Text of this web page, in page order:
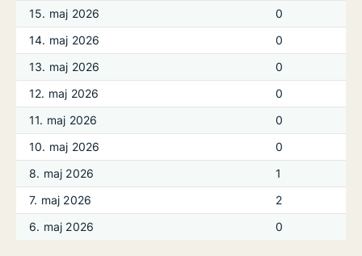
15. maj 2026
0
14. maj 2026
0
13. maj 2026
0
12. maj 2026
0
11. maj 2026
0
10. maj 2026
0
8. maj 2026
1
7. maj 2026
2
6. maj 2026
0